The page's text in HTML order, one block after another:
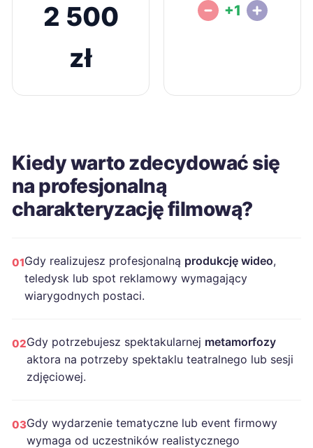
2 500
zł
+1
Kiedy warto zdecydować się
na profesjonalną
charakteryzację filmową?
01Gdy realizujesz profesjonalną produkcję wideo,
teledysk lub spot reklamowy wymagający
wiarygodnych postaci.
02Gdy potrzebujesz spektakularnej metamorfozy
aktora na potrzeby spektaklu teatralnego lub sesji
zdjęciowej.
03Gdy wydarzenie tematyczne lub event firmowy
wymaga od uczestników realistycznego